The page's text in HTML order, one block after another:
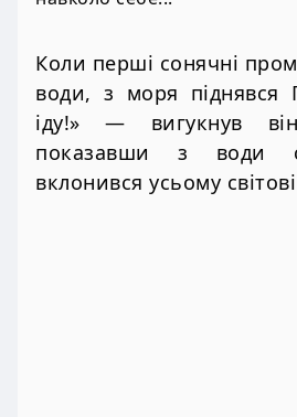
Коли перші сонячні
води, з моря піднявся
іду!» — вигукнув
показавши з води
вклонився усьому